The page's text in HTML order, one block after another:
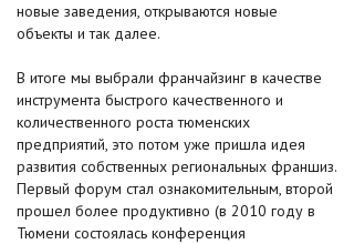
новые заведения, открываются новые
объекты и так далее.
В итоге мы выбрали франчайзинг в качестве
инструмента быстрого качественного и
количественного роста тюменских
предприятий, это потом уже пришла идея
развития собственных региональных франшиз.
Первый форум стал ознакомительным, второй
прошел более продуктивно (в 2010 году в
Тюмени состоялась конференция